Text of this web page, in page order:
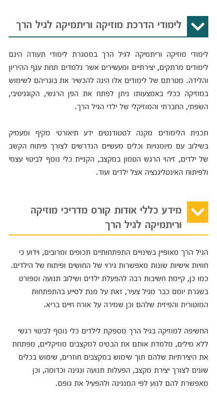
לימודי הדרכת מוזיקה וריתמיקה לגיל הרך
לימודי מוזיקה וריתמיקה לגיל הרך במסגרת לימודי תעודה הינם
לימודים מרתקים, יצירתיים ומעשירים אשר נלמדים תחת ענף ההיריון
והלידה. מטרתם של לימודים אלו הינה להכשיר את בוגריהם לשימוש
במוזיקה ככלי באמצעותו ניתן לפתח את הפן הרגשי, הקוגניטיבי,
השפתי, החברתי והמוזיקלי של ילדי הגיל הרך.
תכנית הלימודים מקנה לסטודנטים ידע תיאורטי מקיף ומעמיק
בשילוב עם מיומנויות וכלים מעשיים הנדרשים לצורך פיתוח הקשב
של ילדים, זיהוי הרגש הטמון במקצב, הקניית כלי נוסף לביטוי עצמי
ולפיתוח האינטליגנציה אצל ילדים ועוד.
מידע כללי אודות קורס מדריכי מוזיקה
וריתמיקה לגיל הרך
הגיל הרך מאופיין בשינויים התפתחותיים תכופים ומרובים, וידוע כי
חוויות אישיות שונות מאפשרות גירוי של החושים ופיתוח של הילדים.
כמו כן, קיימת חשיבות רבה להפעלת ילדים ושילוב תנועה וספורט
בשגרת יומם כבר מגיל צעיר, זאת על מנת לסייע בהתפתחות
המוטורית והפיזית שלהם וכן שמירה על אורח חיים בריא.
החשיפה למוזיקה בגיל הרך מספקת לילדים כלי נוסף לביטוי רגשי
ללא מילים, מלמדת אותם את הבסיס למקצבים מוזיקליים, מפתחת
את היצירתיות שלהם תוך שימוש במקצבים חוזרים, שימוש בכלים
שונים לצורך יצירת מקצב, הפעלות תנועה ונגינה וכדומה, וכן
מאפשרת להם לנוע לפי המנגינה ולהפעיל את גופם.